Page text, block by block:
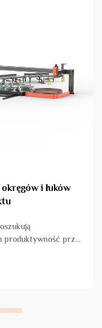
i łuków
produktywność przy
przełomowy